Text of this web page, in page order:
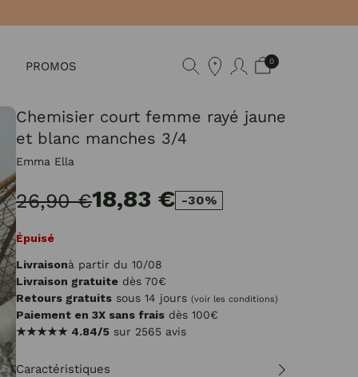
PROMOS 0
Chemisier court femme rayé jaune
et blanc manches 3/4
Emma Ella
26,90 €18,83 € -30%
Épuisé
Livraisonà partir du 10/08
Livraison gratuite dès 70€
Retours gratuits sous 14 jours (voir les conditions)
Paiement en 3X sans frais dès 100€
★★★★★ 4.84/5 sur 2565 avis
Caractéristiques